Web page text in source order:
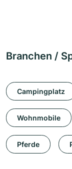
Branchen /
Campingplatz
Wohnmobile
Pferde